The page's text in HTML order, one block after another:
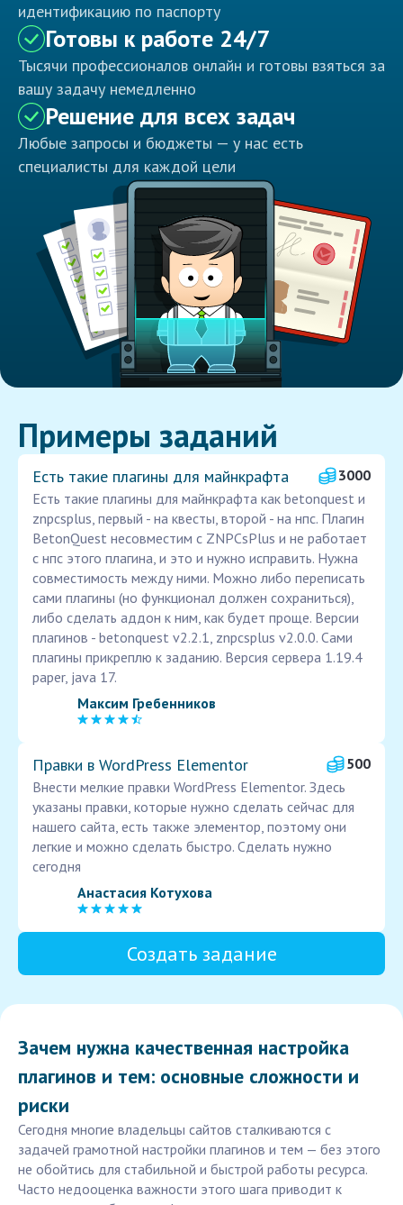
идентификацию по паспорту
Готовы к работе 24/7
Тысячи профессионалов онлайн и готовы взяться за
вашу задачу немедленно
Решение для всех задач
Любые запросы и бюджеты — у нас есть
специалисты для каждой цели
Примеры заданий
Есть такие плагины для майнкрафта
3000
Есть такие плагины для майнкрафта как betonquest и
znpcsplus, первый - на квесты, второй - на нпс. Плагин
BetonQuest несовместим с ZNPCsPlus и не работает
с нпс этого плагина, и это и нужно исправить. Нужна
совместимость между ними. Можно либо переписать
сами плагины (но функционал должен сохраниться),
либо сделать аддон к ним, как будет проще. Версии
плагинов - betonquest v2.2.1, znpcsplus v2.0.0. Сами
плагины прикреплю к заданию. Версия сервера 1.19.4
paper, java 17.
Максим Гребенников
Правки в WordPress Elementor
500
Внести мелкие правки WordPress Elementor. Здесь
указаны правки, которые нужно сделать сейчас для
нашего сайта, есть также элементор, поэтому они
легкие и можно сделать быстро. Сделать нужно
сегодня
Анастасия Котухова
Создать задание
Зачем нужна качественная настройка
плагинов и тем: основные сложности и
риски
Сегодня многие владельцы сайтов сталкиваются с
задачей грамотной настройки плагинов и тем — без этого
не обойтись для стабильной и быстрой работы ресурса.
Часто недооценка важности этого шага приводит к